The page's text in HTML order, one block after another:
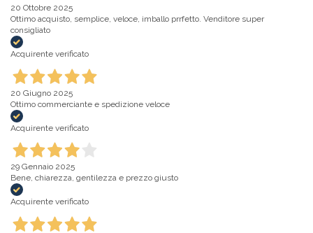
20 Ottobre 2025
Ottimo acquisto, semplice, veloce, imballo prrfetto. Venditore super
consigliato
Acquirente verificato
20 Giugno 2025
Ottimo commerciante e spedizione veloce
Acquirente verificato
29 Gennaio 2025
Bene, chiarezza, gentilezza e prezzo giusto
Acquirente verificato